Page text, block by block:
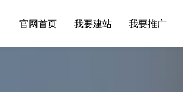
官网首页 我要建站 我要推广